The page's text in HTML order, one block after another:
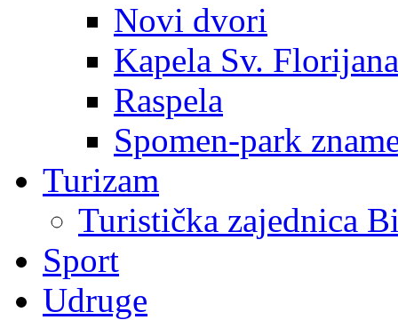
Novi dvori
Kapela Sv. Florijana
Raspela
Spomen-park
Turizam
Turistička zajednica
Sport
Udruge